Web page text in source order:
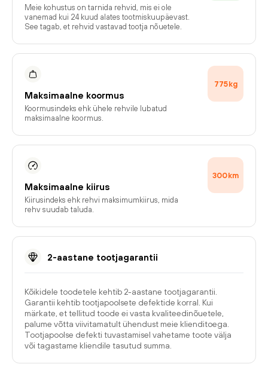
Meie kohustus on tarnida rehvid, mis ei ole
vanemad kui 24 kuud alates tootmiskuupäevast.
See tagab, et rehvid vastavad tootja nõuetele.
Maksimaalne koormus
Koormusindeks ehk ühele rehvile lubatud
maksimaalne koormus.
775kg
Maksimaalne kiirus
Kiirusindeks ehk rehvi maksimumkiirus, mida
rehv suudab taluda.
300km
2-aastane tootjagarantii
Kõikidele toodetele kehtib 2-aastane tootjagarantii.
Garantii kehtib tootjapoolsete defektide korral. Kui
märkate, et tellitud toode ei vasta kvaliteedinõuetele,
palume võtta viivitamatult ühendust meie klienditoega.
Tootjapoolse defekti tuvastamisel vahetame toote välja
või tagastame kliendile tasutud summa.